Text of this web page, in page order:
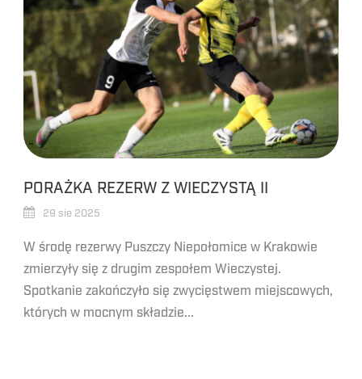
PORAŻKA REZERW Z WIECZYSTĄ II
29 sie 2025
W środę rezerwy Puszczy Niepołomice w Krakowie
zmierzyły się z drugim zespołem Wieczystej.
Spotkanie zakończyło się zwycięstwem miejscowych,
których w mocnym składzie...